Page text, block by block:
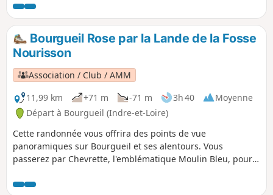
Itinéraire conçu et balisé par la Communauté de
Communes du Loudunais, labellisé par le comité
départemental FFRP de la Vienne.
Bourgueil Rose par la Lande de la Fosse
Nourisson
Association / Club / AMM
11,99 km
+71 m -71 m 3h 40
Moyenne
Départ à Bourgueil (Indre-et-Loire)
Cette randonnée vous offrira des points de vue
panoramiques sur Bourgueil et ses alentours. Vous
passerez par Chevrette, l'emblématique Moulin Bleu, pour
GR® de Pays Coteaux de Bourgueil, la Lande de la Fosse